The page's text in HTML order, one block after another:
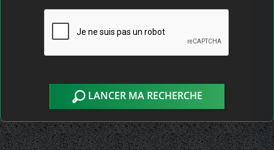
LANCER MA RECHERCHE